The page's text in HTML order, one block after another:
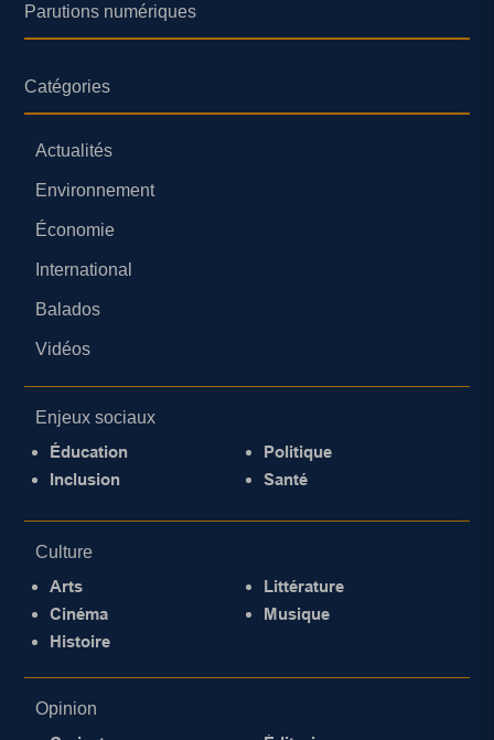
Parutions numériques
Catégories
Actualités
Environnement
Économie
International
Balados
Vidéos
Enjeux sociaux
Éducation
Inclusion
Politique
Santé
Culture
Arts
Cinéma
Histoire
Littérature
Musique
Opinion